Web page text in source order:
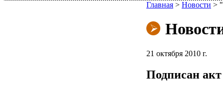
Главная > Новости >
21 октября 2010 г.
Подписан